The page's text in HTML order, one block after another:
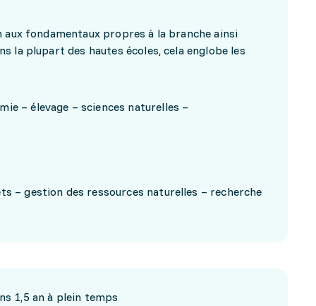
fondamentaux propres à la branche ainsi
la plupart des hautes écoles, cela englobe les
– élevage – sciences naturelles –
– gestion des ressources naturelles – recherche
1,5 an à plein temps